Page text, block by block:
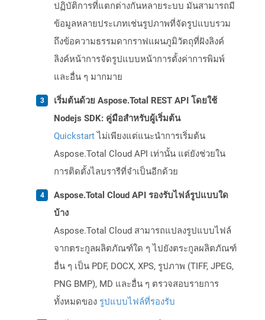
ปฏิบัติการที่แตกต่างกันหลายระบบ มันสามารถมี
ข้อมูลหลายประเภทเช่นรูปภาพที่จัดรูปแบบรวม
ถึงข้อความธรรมดากราฟแผนภูมิวัตถุที่ฝังลิงค์
ลิงค์หน้าการจัดรูปแบบหน้าการตั้งค่าการพิมพ์
และอื่น ๆ มากมาย
เริ่มต้นด้วย Aspose.Total REST API โดยใช้
Nodejs SDK: คู่มือสำหรับผู้เริ่มต้น
Quickstartไม่เพียงแต่แนะนำการเริ่มต้น
Aspose.Total Cloud API เท่านั้น แต่ยังช่วยใน
การติดตั้งไลบรารีที่จำเป็นอีกด้วย
Aspose.Total Cloud API รองรับไฟล์รูปแบบใด
บ้าง
Aspose.Total Cloud สามารถแปลงรูปแบบไฟล์
จากตระกูลผลิตภัณฑ์ใด ๆ ไปยังตระกูลผลิตภัณฑ์
อื่น ๆ เป็น PDF, DOCX, XPS, รูปภาพ (TIFF, JPEG,
PNG BMP), MD และอื่น ๆ ตรวจสอบรายการ
ทั้งหมดของ รูปแบบไฟล์ที่รองรับ